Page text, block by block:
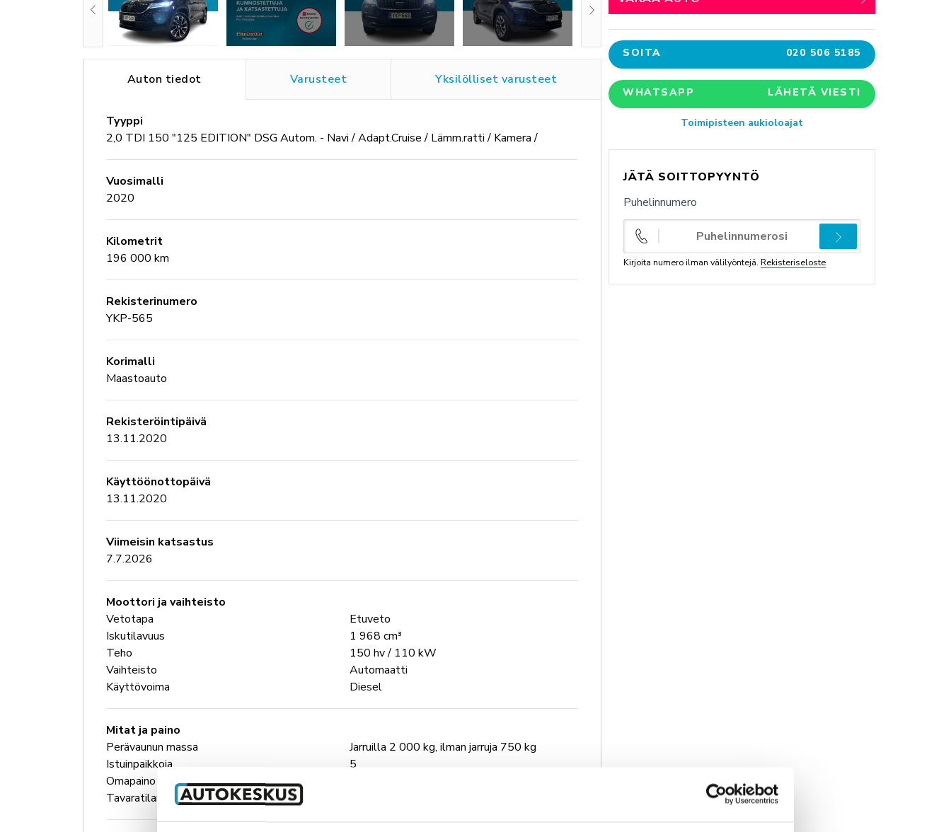
SOITA 020 506 5185
WHATSAPP LÄHETÄ VIESTI
Toimipisteen aukioloajat
JÄTÄ SOITTOPYYNTÖ
Puhelinnumero
Kirjoita numero ilman välilyöntejä.Rekisteriseloste
Auton tiedot
Tyyppi
2,0 TDI 150 "125 EDITION" DSG Autom. - Navi / Adapt.Cruise / Lämm.ratti / Kamera /
Vuosimalli
2020
Kilometrit
196 000 km
Rekisterinumero
YKP-565
Korimalli
Maastoauto
Rekisteröintipäivä
13.11.2020
Käyttöönottopäivä
13.11.2020
Viimeisin katsastus
7.7.2026
Moottori ja vaihteisto
Vetotapa
Etuveto
Iskutilavuus
1 968 cm³
Teho
150 hv / 110 kW
Vaihteisto
Automaatti
Käyttövoima
Diesel
Mitat ja paino
Perävaunun massa
Jarruilla 2 000 kg, ilman jarruja 750 kg
Istuinpaikkoja
5
Omapaino
Tavaratilan tilavuus
Varusteet Yksilölliset varusteet